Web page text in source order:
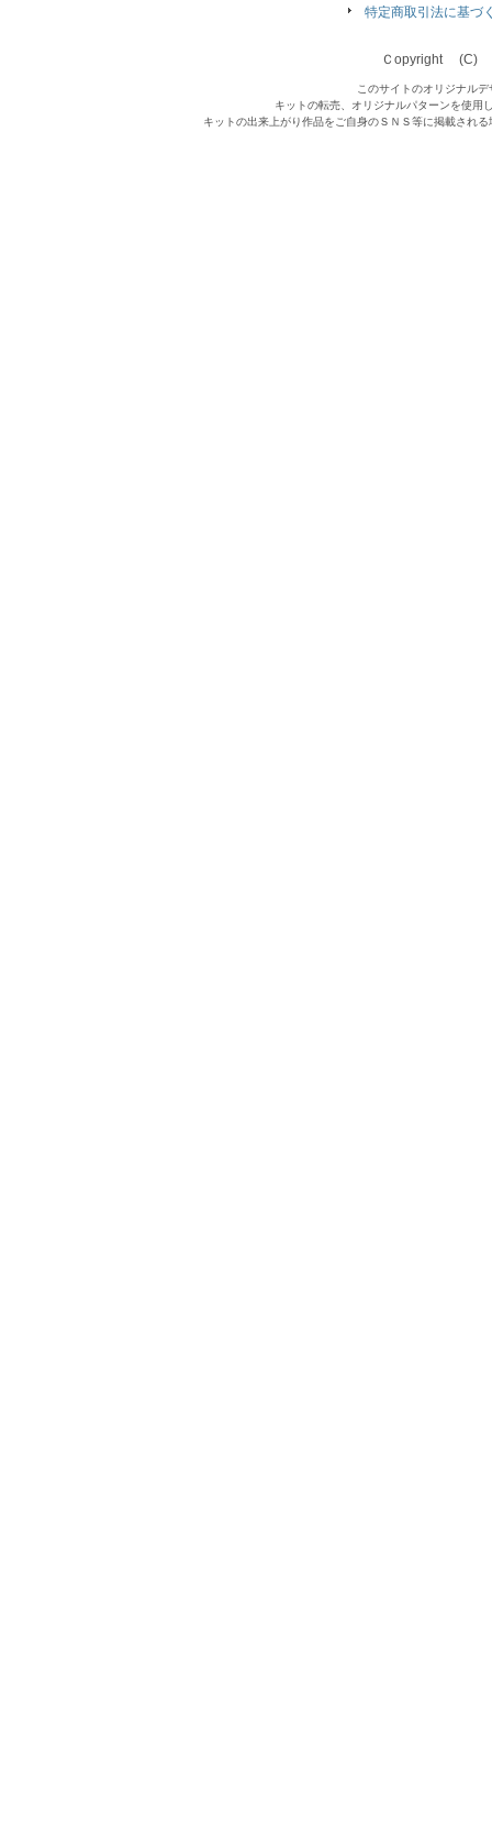
特定商取引法に基づ
Ｃopyright (C)
このサイトのオリジナル
キットの転売、オリジナルパターンを使用
キットの出来上がり作品をご自身のＳＮＳ等に掲載され